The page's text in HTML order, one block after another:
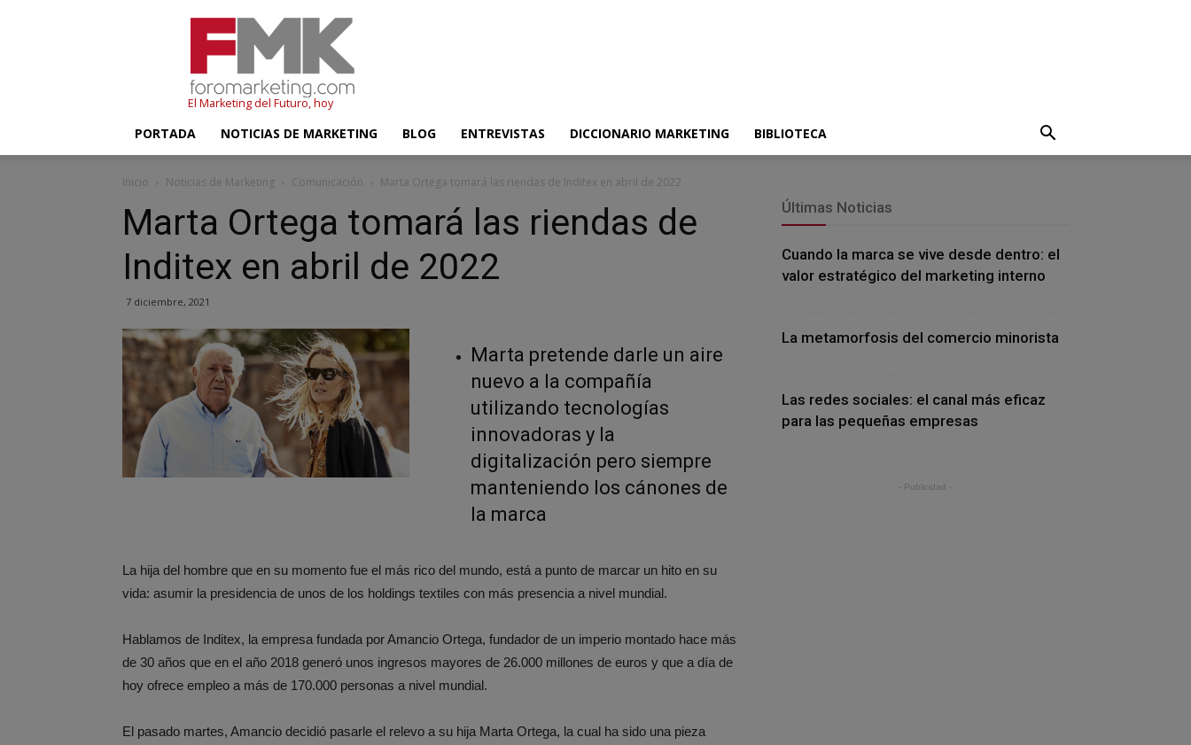
El Marketing del Futuro, hoy
PORTADA NOTICIAS DE MARKETING BLOG ENTREVISTAS DICCIONARIO MARKETING BIBLIOTECA
Inicio Noticias de Marketing Comunicación Marta Ortega tomará las riendas de Inditex en abril de 2022
Marta Ortega tomará las riendas de
Inditex en abril de 2022
7 diciembre, 2021
Marta pretende darle un aire
nuevo a la compañía
utilizando tecnologías
innovadoras y la
digitalización pero siempre
manteniendo los cánones de
la marca
La hija del hombre que en su momento fue el más rico del mundo, está a punto de marcar un hito en su
vida: asumir la presidencia de unos de los holdings textiles con más presencia a nivel mundial.
Hablamos de Inditex, la empresa fundada por Amancio Ortega, fundador de un imperio montado hace más
de 30 años que en el año 2018 generó unos ingresos mayores de 26.000 millones de euros y que a día de
hoy ofrece empleo a más de 170.000 personas a nivel mundial.
El pasado martes, Amancio decidió pasarle el relevo a su hija Marta Ortega, la cual ha sido una pieza
Últimas Noticias
Cuando la marca se vive desde dentro: el
valor estratégico del marketing interno
La metamorfosis del comercio minorista
Las redes sociales: el canal más eficaz
para las pequeñas empresas
- Publicidad -